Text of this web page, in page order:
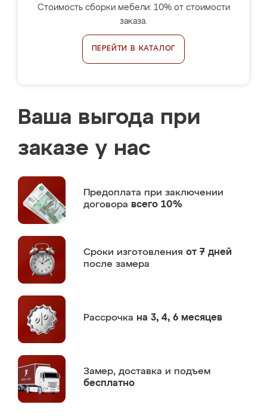
Стоимость сборки мебели: 10% от стоимости
заказа.
ПЕРЕЙТИ В КАТАЛОГ
Ваша выгода при
заказе у нас
Предоплата при заключении
договора всего 10%
Сроки изготовления от 7 дней
после замера
Рассрочка на 3, 4, 6 месяцев
Замер, доставка и подъем
бесплатно